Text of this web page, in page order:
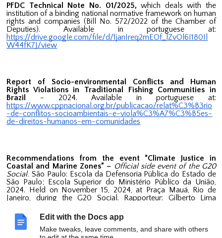
Edit with the Docs app
Make tweaks, leave comments, and share with others
PFDC Technical Note No. 01/2025, which deals with the
institution of a binding national normative framework on human
rights and companies (Bill No. 572/2022 of the Chamber of
Deputies). Available in portuguese at:
https://drive.google.com/file/d/1janIreq2mEOf_lZvOl6I180Il
W44fK7J/view
Report of Socio-environmental Conflicts and Human
Rights Violations in Traditional Fishing Communities in
Brazil - 2024. Available in portuguese at:
https://www.cppnacional.org.br/publicacao/relat%C3%B3rio
-de-conflitos-socioambientais-e-viola%C3%A7%C3%B5es-
de-direitos-humanos-em-comunidades
Recommendations from the event “Climate Justice in
Coastal and Marine Zones” – Official side event of the G20
Social. São Paulo: Escola da Defensoria Pública do Estado de
São Paulo; Escola Superior do Ministério Público da União,
2024. Held on November 15, 2024, at Praça Mauá, Rio de
Janeiro, during the G20 Social. Rapporteur: Gilberto Lima
portuguese at:
https://drive.google.com/file/d/1q1hFRZEH0aO17Fc788CTDK
URpcYmfS3o/view?usp=sharing